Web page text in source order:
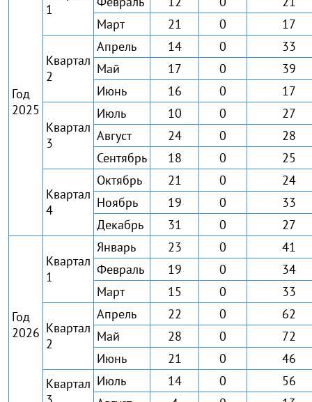
Год
2025
1
Март
21 0 17
Квартал
2
Апрель 14 0
33
Май
17 0
39
Июнь
16 0 17
Квартал
3
Июль 10 0
27
Август
24 0
28
Сентябрь
18 0 25
Квартал
4
Октябрь 21 0
24
Ноябрь
19 0
33
Декабрь
31 0 27
Год
2026
Квартал
1
Январь 23 0
41
Февраль
19 0
34
Март
15 0 33
Квартал
2
Апрель 22 0
62
Май
28 0
72
Июнь
21 0
46
Квартал Июль 14 0
56